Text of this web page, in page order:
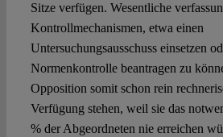
Sitze verfügen. Wesentliche
Kontrollmechanismen, etwa einen
Untersuchungsausschuss einsetzen
Normenkontrolle beantragen zu
Opposition somit schon rein
Verfügung stehen, weil sie das
% der Abgeordneten nie erreichen